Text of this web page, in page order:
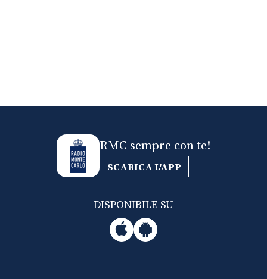
RMC sempre con te!
SCARICA L'APP
DISPONIBILE SU